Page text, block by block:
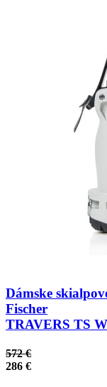
Dámske
Fischer
TRAVERS TS
572 €
286 €